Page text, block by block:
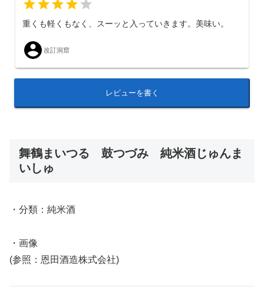
重くも軽くもなく、スーッと入っていきます。美味い。
改訂洞窟
レビューを書く
舞鶴まいつる 鼓つづみ 純米酒じゅんま
いしゅ
・分類：純米酒
・画像
(参照：恩田酒造株式会社)